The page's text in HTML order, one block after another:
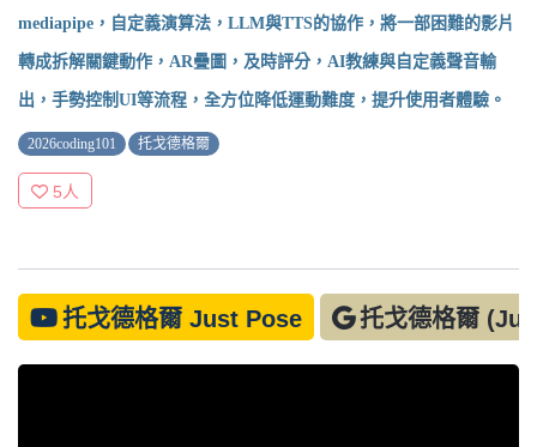
mediapipe，自定義演算法，LLM與TTS的協作，將一部困難的影片
轉成拆解關鍵動作，AR疊圖，及時評分，AI教練與自定義聲音輸
出，手勢控制UI等流程，全方位降低運動難度，提升使用者體驗。
2026coding101 托戈德格爾
5人
托戈德格爾 Just Pose 托戈德格爾